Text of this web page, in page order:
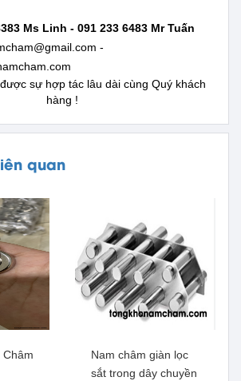
Ms Linh - 091 233 6483 Mr Tuấn
-
sự hợp tác lâu dài cùng Quý khách
hàng !
quan
Châm
Nam châm giàn lọc
sắt trong dây chuyền